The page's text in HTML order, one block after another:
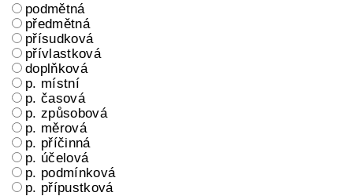
podmětná
předmětná
přísudková
přívlastková
doplňková
p. místní
p. časová
p. způsobová
p. měrová
p. příčinná
p. účelová
p. podmínková
p. přípustková